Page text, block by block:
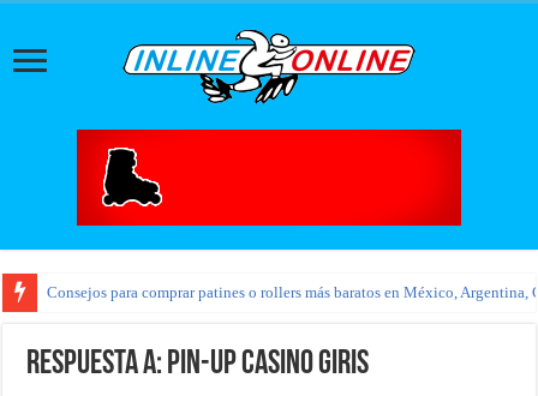
Consejos para comprar patines o rollers más baratos en México, Argentina,
Respuesta a: pin-up casino giris